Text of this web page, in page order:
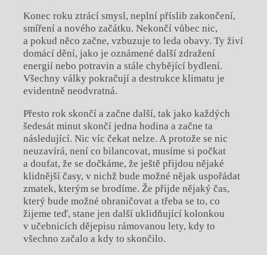
Konec roku ztrácí smysl, neplní příslib zakončení,
smíření a nového začátku. Nekončí vůbec nic,
a pokud něco začne, vzbuzuje to leda obavy. Ty živí
domácí dění, jako je oznámené další zdražení
energií nebo potravin a stále chybějící bydlení.
Všechny války pokračují a destrukce klimatu je
evidentně neodvratná.
Přesto rok skončí a začne další, tak jako každých
šedesát minut skončí jedna hodina a začne ta
následující. Nic víc čekat nelze. A protože se nic
neuzavírá, není co bilancovat, musíme si počkat
a doufat, že se dočkáme, že ještě přijdou nějaké
klidnější časy, v nichž bude možné nějak uspořádat
zmatek, kterým se brodíme. Že přijde nějaký čas,
který bude možné ohraničovat a třeba se to, co
žijeme teď, stane jen další uklidňující kolonkou
v učebnicích dějepisu rámovanou lety, kdy to
všechno začalo a kdy to skončilo.